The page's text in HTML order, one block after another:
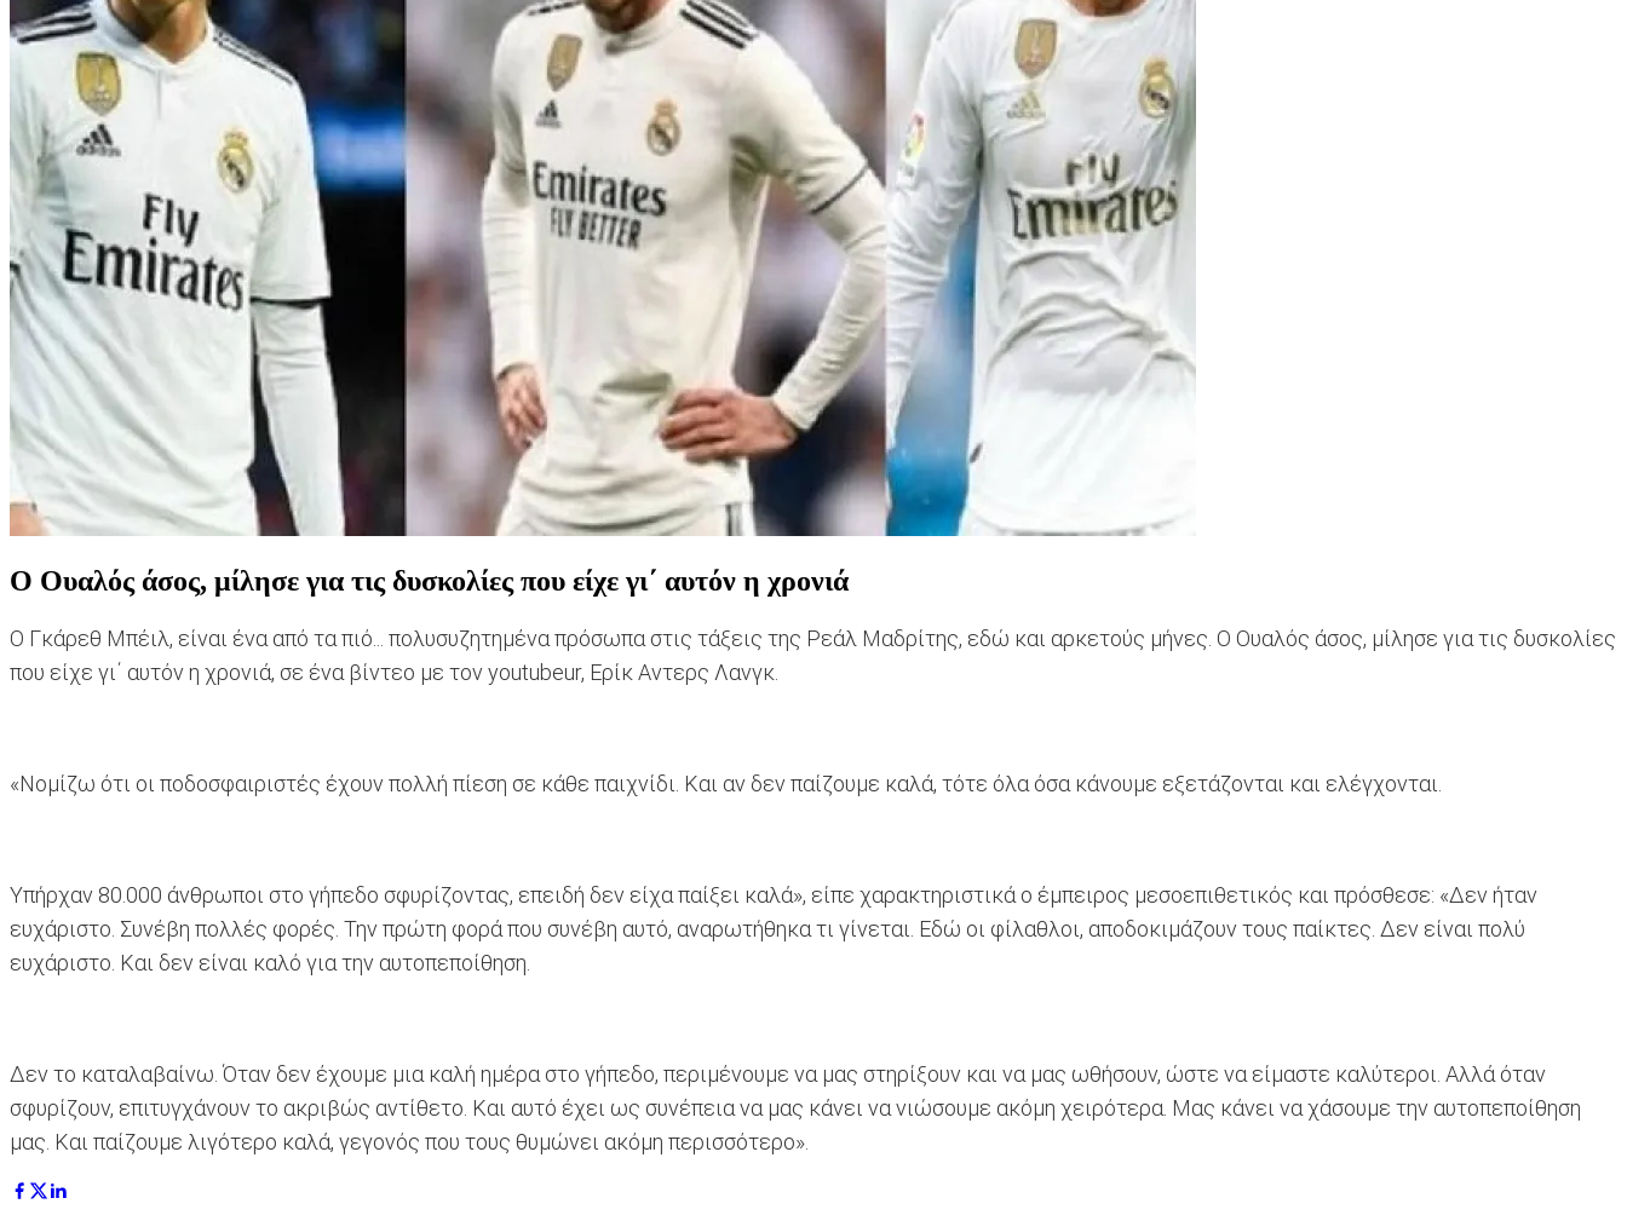
Ο Ουαλός άσος, μίλησε για τις δυσκολίες που είχε γι΄ αυτόν η χρονιά
Ο Γκάρεθ Μπέιλ, είναι ένα από τα πιό... πολυσυζητημένα πρόσωπα στις τάξεις της Ρεάλ Μαδρίτης, εδώ και αρκετούς μήνες. Ο Ουαλός άσος, μίλησε για τις δυσκολίες
που είχε γι΄ αυτόν η χρονιά, σε ένα βίντεο με τον youtubeur, Ερίκ Αντερς Λανγκ.
«Νομίζω ότι οι ποδοσφαιριστές έχουν πολλή πίεση σε κάθε παιχνίδι. Και αν δεν παίζουμε καλά, τότε όλα όσα κάνουμε εξετάζονται και ελέγχονται.
Υπήρχαν 80.000 άνθρωποι στο γήπεδο σφυρίζοντας, επειδή δεν είχα παίξει καλά», είπε χαρακτηριστικά ο έμπειρος μεσοεπιθετικός και πρόσθεσε: «Δεν ήταν
ευχάριστο. Συνέβη πολλές φορές. Την πρώτη φορά που συνέβη αυτό, αναρωτήθηκα τι γίνεται. Εδώ οι φίλαθλοι, αποδοκιμάζουν τους παίκτες. Δεν είναι πολύ
ευχάριστο. Και δεν είναι καλό για την αυτοπεποίθηση.
Δεν το καταλαβαίνω. Όταν δεν έχουμε μια καλή ημέρα στο γήπεδο, περιμένουμε να μας στηρίξουν και να μας ωθήσουν, ώστε να είμαστε καλύτεροι. Αλλά όταν
σφυρίζουν, επιτυγχάνουν το ακριβώς αντίθετο. Και αυτό έχει ως συνέπεια να μας κάνει να νιώσουμε ακόμη χειρότερα. Μας κάνει να χάσουμε την αυτοπεποίθηση
μας. Και παίζουμε λιγότερο καλά, γεγονός που τους θυμώνει ακόμη περισσότερο».